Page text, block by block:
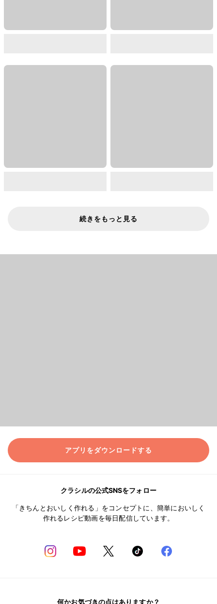
続きをもっと見る
アプリをダウンロードする
クラシルの公式SNSをフォロー
「きちんとおいしく作れる」をコンセプトに、簡単においしく
作れるレシピ動画を毎日配信しています。
何かお気づきの点はありますか？